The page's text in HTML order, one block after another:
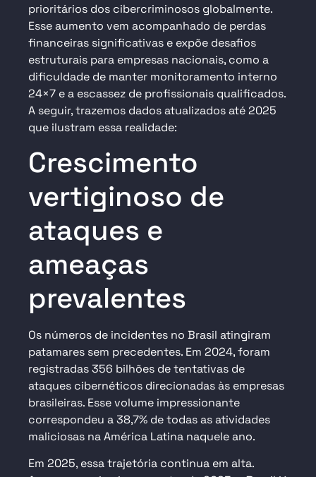
prioritários dos cibercriminosos globalmente.
Esse aumento vem acompanhado de perdas
financeiras significativas e expõe desafios
estruturais para empresas nacionais, como a
dificuldade de manter monitoramento interno
24×7 e a escassez de profissionais qualificados.
A seguir, trazemos dados atualizados até 2025
que ilustram essa realidade:
Crescimento
vertiginoso de
ataques e
ameaças
prevalentes
Os números de incidentes no Brasil atingiram
patamares sem precedentes. Em 2024, foram
registradas 356 bilhões de tentativas de
ataques cibernéticos direcionadas às empresas
brasileiras. Esse volume impressionante
correspondeu a 38,7% de todas as atividades
maliciosas na América Latina naquele ano.
Em 2025, essa trajetória continua em alta.